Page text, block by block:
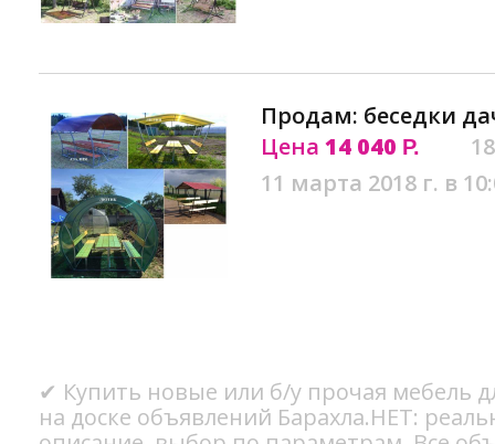
Продам: беседки
Цена 14 040 Р.
11 марта 2018 г. в
✔ Купить новые или б/у прочая мебель
на доске объявлений Барахла.НЕТ: